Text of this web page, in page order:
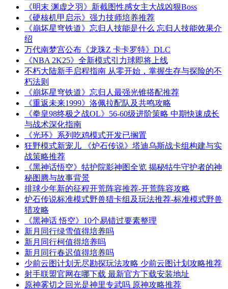
《明末 渊虚之羽》新截图性感女主大战凶狠Boss
《硬核机甲启示》强力技师培养推荐
《崩坏星穹铁道》忘归人技能是什么 忘归人技能效果介
绍
万代南梦宫公布《龙珠Z 卡卡罗特》DLC
《NBA 2K25》全新模式引力球即将上线
不朽大陆新手启程指南 从零开始，掌握生存与探险的不
朽法则
《崩坏星穹铁道》忘归人最强光锥搭配推荐
《重返未来1999》洛佩拉配队及共鸣攻略
《拳皇98终极之战OL》56-60级进阶策略 中期快速成长
与战术深化指南
《光环》系列吃鸡模式开发已搁置
狂野模式新宠儿 《炉石传说》塔迪乌斯战卡组构建与实
战策略推荐
《黑神话悟空》牯护院影神图全览 揭秘牯牛守护者的神
秘图腾与故事背景
排球少年新的征程开荒阵容推荐-开荒阵容攻略
炉石传说标准模式野兽猎卡组及玩法推荐-标准模式野兽
猎攻略
《黑神话 悟空》10个易错过要素整理
新月同行绿雪值得培养吗
新月同行柯值得培养吗
新月同行春迟值得培养吗
少前云图计划无尽勘探玩法攻略 少前云图计划攻略推荐
射手联盟官网在哪下载 最新官方下载安装地址
原神雾切之回光是神里专武吗 原神攻略推荐